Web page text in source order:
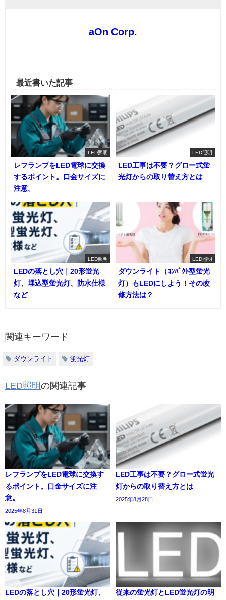
aOn Corp.
最近書いた記事
LED照明
レフランプをLED電球に交換
するポイント。口金サイズに
注意。
LED照明
LED工事は不要？グロー式蛍
光灯からの取り替え方とは
LED照明
LEDの落とし穴｜20形蛍光
灯、埋込型蛍光灯、防水仕様
など
LED照明
ダウンライト（ｺﾝﾊﾟｸﾄ型蛍光
灯）もLEDにしよう！その改
修方法は？
関連キーワード
ダウンライト 蛍光灯
LED照明の関連記事
レフランプをLED電球に交換す
るポイント。口金サイズに注
意。
2025年8月31日
LED工事は不要？グロー式蛍光
灯からの取り替え方とは
2025年8月28日
LEDの落とし穴｜20形蛍光灯、
従来の蛍光灯とLED蛍光灯の明